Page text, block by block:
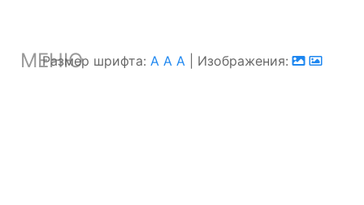
МЕНЮ
Размер шрифта: A A A| Изображения: